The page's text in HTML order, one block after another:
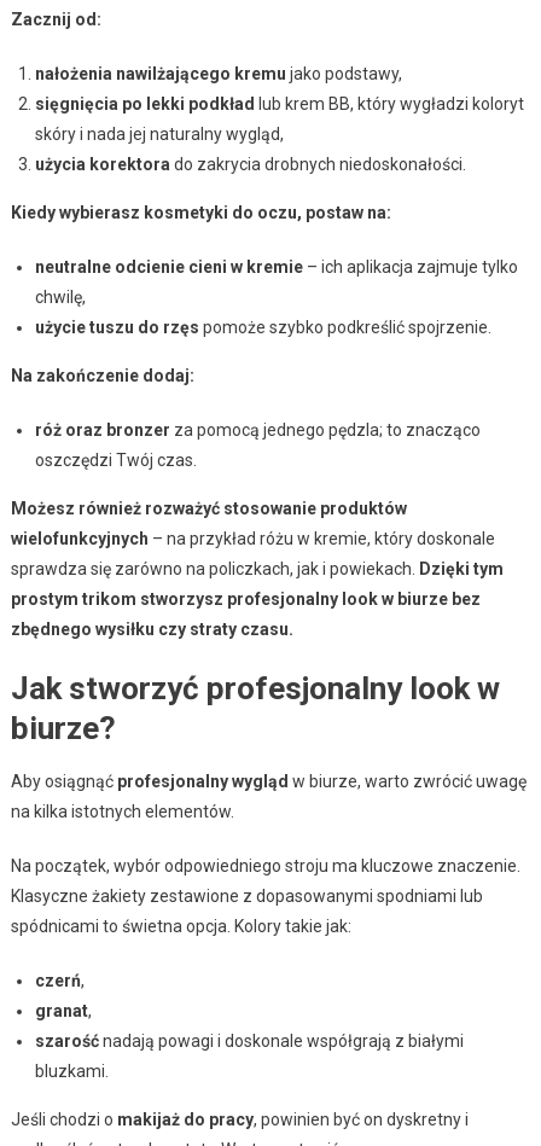
Zacznij od:
nałożenia nawilżającego kremu jako podstawy,
sięgnięcia po lekki podkład lub krem BB, który wygładzi koloryt
skóry i nada jej naturalny wygląd,
użycia korektora do zakrycia drobnych niedoskonałości.
Kiedy wybierasz kosmetyki do oczu, postaw na:
neutralne odcienie cieni w kremie– ich aplikacja zajmuje tylko
chwilę,
użycie tuszu do rzęs pomoże szybko podkreślić spojrzenie.
Na zakończenie dodaj:
róż oraz bronzer za pomocą jednego pędzla; to znacząco
oszczędzi Twój czas.
Możesz również rozważyć stosowanie produktów
wielofunkcyjnych – na przykład różu w kremie, który doskonale
sprawdza się zarówno na policzkach, jak i powiekach.
Dzięki tym
prostym trikom stworzysz profesjonalny look w biurze bez
zbędnego wysiłku czy straty czasu.
Jak stworzyć profesjonalny look w
biurze?
Aby osiągnąć profesjonalny wygląd w biurze, warto zwrócić uwagę
na kilka istotnych elementów.
Na początek, wybór odpowiedniego stroju ma kluczowe znaczenie.
Klasyczne żakiety zestawione z dopasowanymi spodniami lub
spódnicami to świetna opcja. Kolory takie jak:
czerń,
granat,
szarośćnadają powagi i doskonale współgrają z białymi
bluzkami.
Jeśli chodzi o makijaż do pracy, powinien być on dyskretny i